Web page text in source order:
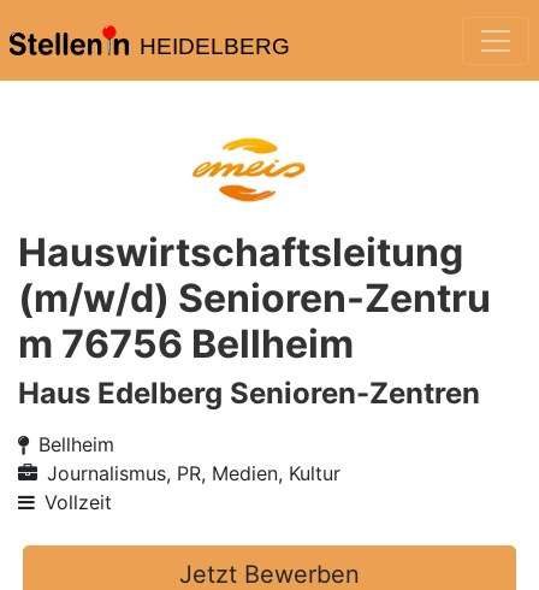
HEIDELBERG
Hauswirtschaftsleitung
(m/w/d) Senioren-Zentru
m 76756 Bellheim
Haus Edelberg Senioren-Zentren
Bellheim
Journalismus, PR, Medien, Kultur
Vollzeit
Jetzt Bewerben